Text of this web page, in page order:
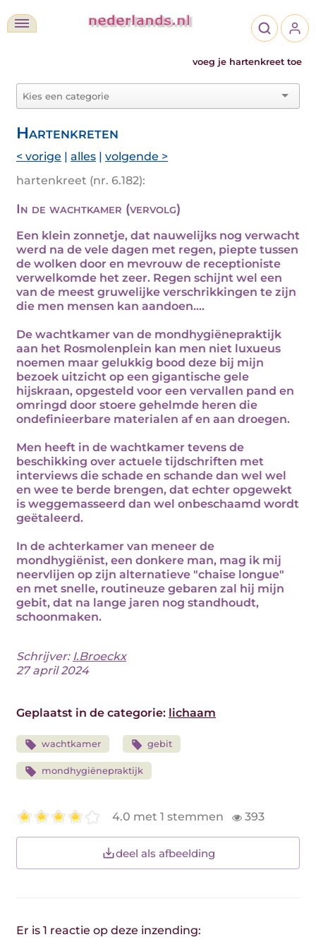
voeg je hartenkreet toe
Hartenkreten
< vorige | alles | volgende >
hartenkreet (nr. 6.182):
In de wachtkamer (vervolg)
Een klein zonnetje, dat nauwelijks nog verwacht
werd na de vele dagen met regen, piepte tussen
de wolken door en mevrouw de receptioniste
verwelkomde het zeer. Regen schijnt wel een
van de meest gruwelijke verschrikkingen te zijn
die men mensen kan aandoen....
De wachtkamer van de mondhygiënepraktijk
aan het Rosmolenplein kan men niet luxueus
noemen maar gelukkig bood deze bij mijn
bezoek uitzicht op een gigantische gele
hijskraan, opgesteld voor een vervallen pand en
omringd door stoere gehelmde heren die
ondefinieerbare materialen af en aan droegen.
Men heeft in de wachtkamer tevens de
beschikking over actuele tijdschriften met
interviews die schade en schande dan wel wel
en wee te berde brengen, dat echter opgewekt
is weggemasseerd dan wel onbeschaamd wordt
geëtaleerd.
In de achterkamer van meneer de
mondhygiënist, een donkere man, mag ik mij
neervlijen op zijn alternatieve "chaise longue"
en met snelle, routineuze gebaren zal hij mijn
gebit, dat na lange jaren nog standhoudt,
schoonmaken.
Schrijver: I.Broeckx
27 april 2024
Geplaatst in de categorie: lichaam
wachtkamer gebit
mondhygiënepraktijk
4.0 met 1 stemmen 393
deel als afbeelding
Er is 1 reactie op deze inzending: